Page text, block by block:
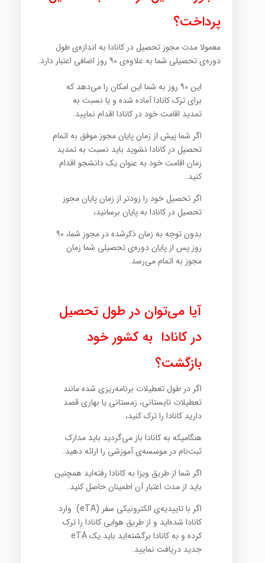
پرداخت؟
معمولا مدت مجوز تحصیل در کانادا به اندازه‌ی طول
دوره‌ی تحصیلی شما به علاوه‌‌ی ۹۰ روز اضافی اعتبار دارد.
این ۹۰ روز به شما این امکان را می‌دهد که
برای ترک کانادا آماده شده و یا نسبت به
تمدید اقامت خود در کانادا اقدام نمایید.
اگر شما پیش از زمان پایان مجوز موفق به اتمام
تحصیل در کانادا نشوید باید نسبت به تمدید
زمان اقامت خود به عنوان یک دانشجو اقدام
کنید.
اگر تحصیل خود را زودتر از زمان پایان مجوز
تحصیل در کانادا به پایان برسانید،
بدون توجه به زمان ذکرشده در مجوز شما، ۹۰
روز پس از پایان دوره‌ی تحصیلی شما زمان
مجوز به اتمام می‌رسد.
آیا می‌توان در طول تحصیل
در کانادا به کشور خود
بازگشت؟
اگر در طول تعطیلات برنامه‌ریزی شده مانند
تعطیلات تابستانی، زمستانی یا بهاری قصد
دارید کانادا را ترک کنید،
هنگامیکه به کانادا باز می‌گردید باید مدارک
ثبت‌نام در موسسه‌ی آموزشی را ارائه دهید.
اگر شما از طریق ویزا به کانادا رفته‌اید همچنین
باید از مدت اعتبار آن اطمینان حاصل کنید.
اگر با تاییدیه‌ی الکترونیکی سفر (eTA) وارد
کانادا شده‌اید و از طریق هوایی کانادا را ترک
کرده و به کانادا برگشته‌اید باید یک eTA
جدید دریافت نمایید.